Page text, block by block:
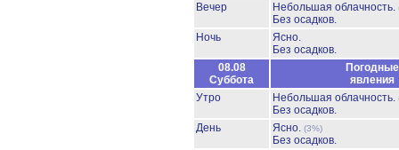
Вечер
Небольшая облачность.
Без осадков.
Ночь
Ясно.
Без осадков.
08.08
Суббота
Погодные
явления
Утро
Небольшая облачность.
Без осадков.
День
Ясно. (3%)
Без осадков.